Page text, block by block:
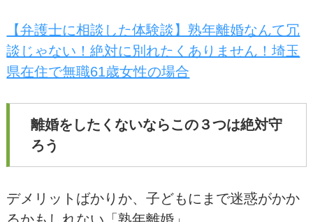
【弁護士に相談した体験談】熟年離婚なんて冗
談じゃない！絶対に別れたくありません！埼玉
県在住で無職61歳女性の場合
離婚をしたくないならこの３つは絶対守
ろう
デメリットばかりか、子どもにまで迷惑がかか